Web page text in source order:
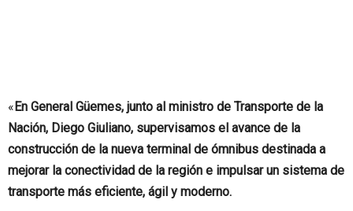
«En General Güemes, junto al ministro de Transporte de la
Nación, Diego Giuliano, supervisamos el avance de la
construcción de la nueva terminal de ómnibus destinada a
mejorar la conectividad de la región e impulsar un sistema de
transporte más eficiente, ágil y moderno.